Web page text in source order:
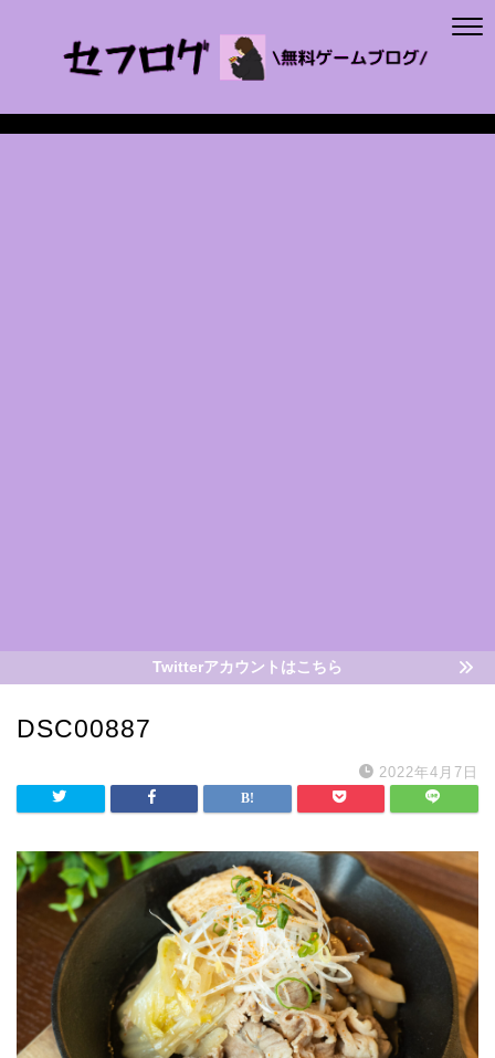
Twitterアカウントはこちら
DSC00887
2022年4月7日